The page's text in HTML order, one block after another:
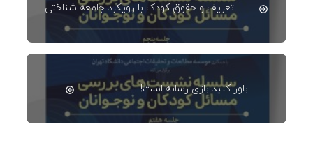
تعریف و حقوق کودک با رویکرد جامعه شناختی
باور کنید بازی رسانه است!